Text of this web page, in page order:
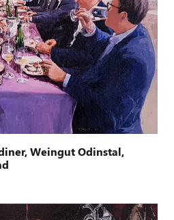
Weingut Odinstal,